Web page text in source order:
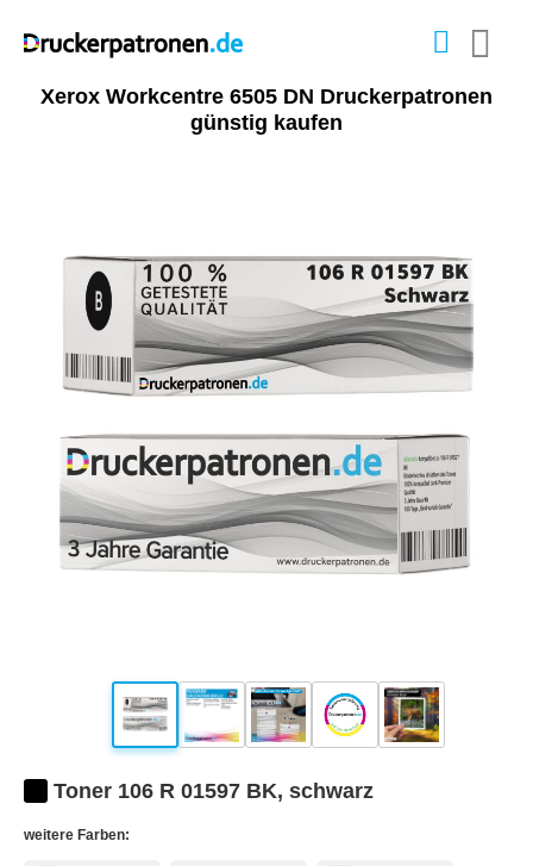
Xerox Workcentre 6505 DN Druckerpatronen
günstig kaufen
Toner 106 R 01597 BK, schwarz
weitere Farben: